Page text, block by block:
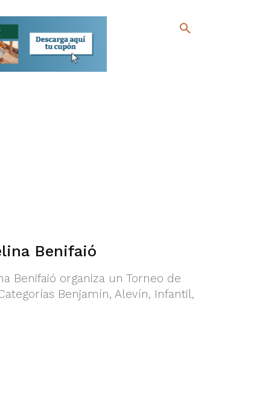
Benifaió
Benifaió organiza un Torneo de
Benjamín, Alevín, Infantil,